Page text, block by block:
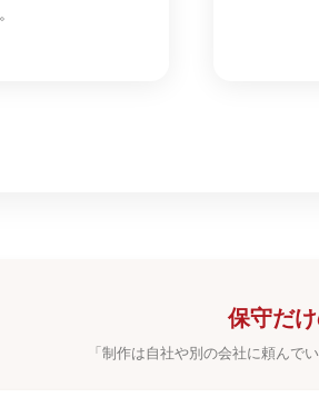
保守だ
「制作は自社や別の会社に頼んで